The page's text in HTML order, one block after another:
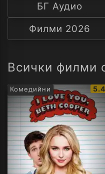
БГ Аудио
Филми 2026
Всички филми
Комедийни 5.4